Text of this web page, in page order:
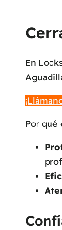
En
Por qué